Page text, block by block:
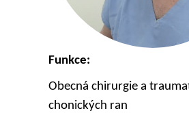
Funkce:
Obecná chirurgie a
chonických ran